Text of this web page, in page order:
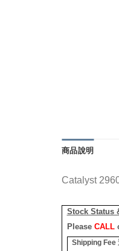
商品說明
Catalyst
Stock Status
Please CALL
Shipping Fee